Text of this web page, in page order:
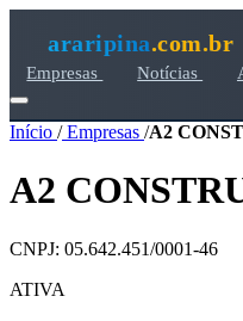
araripina.com.br
Empresas Notícias
Início /Empresas /A2
A2
CNPJ: 05.642.451/0001-46
ATIVA